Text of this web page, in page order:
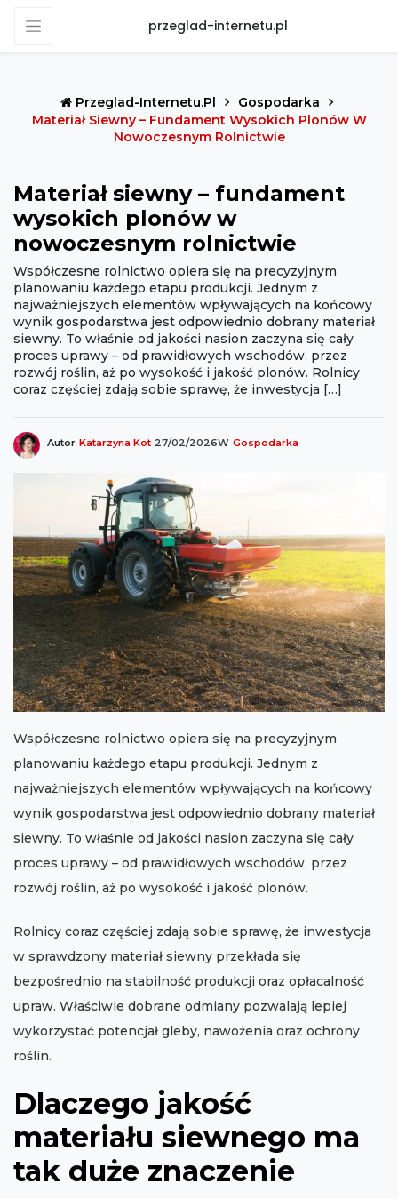
przeglad-internetu.pl
Przeglad-Internetu.pl
Gospodarka
Materiał Siewny – Fundament Wysokich Plonów W
Nowoczesnym Rolnictwie
Materiał siewny – fundament
wysokich plonów w
nowoczesnym rolnictwie
Współczesne rolnictwo opiera się na precyzyjnym
planowaniu każdego etapu produkcji. Jednym z
najważniejszych elementów wpływających na końcowy
wynik gospodarstwa jest odpowiednio dobrany materiał
siewny. To właśnie od jakości nasion zaczyna się cały
proces uprawy – od prawidłowych wschodów, przez
rozwój roślin, aż po wysokość i jakość plonów. Rolnicy
coraz częściej zdają sobie sprawę, że inwestycja […]
Autor Katarzyna Kot 27/02/2026W Gospodarka
Współczesne rolnictwo opiera się na precyzyjnym
planowaniu każdego etapu produkcji. Jednym z
najważniejszych elementów wpływających na końcowy
wynik gospodarstwa jest odpowiednio dobrany materiał
siewny. To właśnie od jakości nasion zaczyna się cały
proces uprawy – od prawidłowych wschodów, przez
rozwój roślin, aż po wysokość i jakość plonów.
Rolnicy coraz częściej zdają sobie sprawę, że inwestycja
w sprawdzony materiał siewny przekłada się
bezpośrednio na stabilność produkcji oraz opłacalność
upraw. Właściwie dobrane odmiany pozwalają lepiej
wykorzystać potencjał gleby, nawożenia oraz ochrony
roślin.
Dlaczego jakość
materiału siewnego ma
tak duże znaczenie